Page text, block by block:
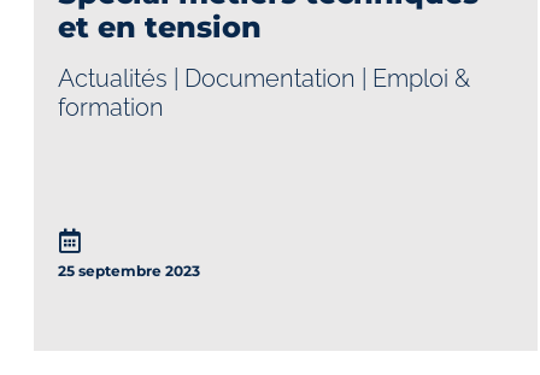
et en tension
Actualités Documentation
Emploi &
formation
25 septembre 2023